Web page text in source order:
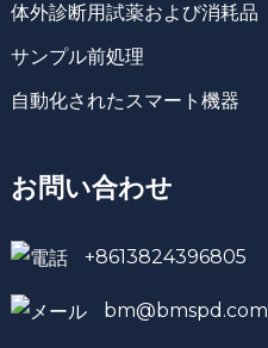
体外診断用試薬および消耗品
サンプル前処理
自動化されたスマート機器
お問い合わせ
+8613824396805
bm@bmspd.com